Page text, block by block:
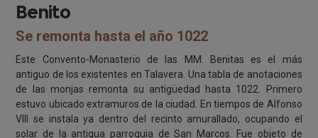
Benito
Se remonta hasta el año 1022
Este Convento-Monasterio de las MM. Benitas es el más
antiguo de los existentes en Talavera. Una tabla de anotaciones
de las monjas remonta su antigüedad hasta 1022. Primero
estuvo ubicado extramuros de la ciudad. En tiempos de Alfonso
VIII se instala ya dentro del recinto amurallado, ocupando el
solar de la antigua parroquia de San Marcos. Fue objeto de